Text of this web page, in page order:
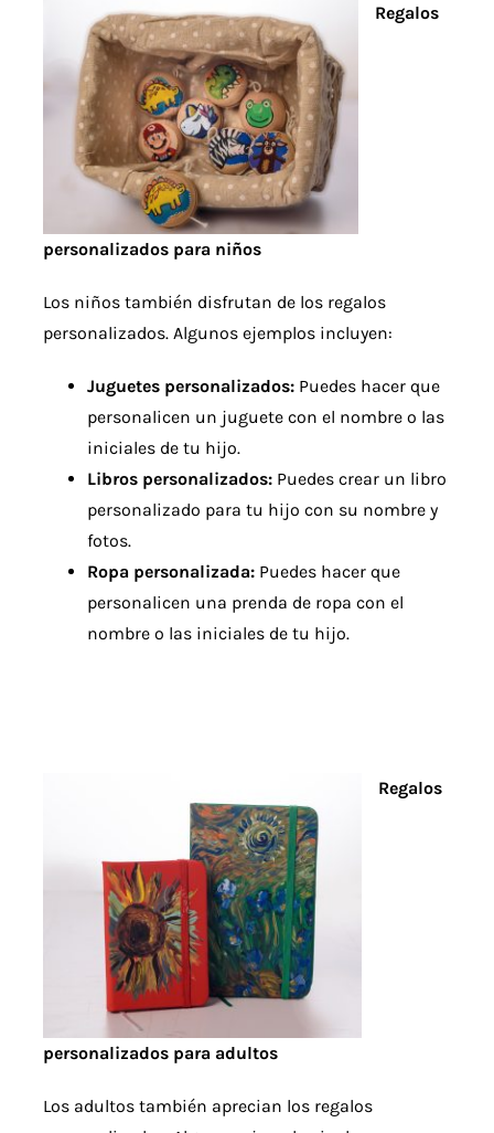
Regalos
personalizados para niños
Los niños también disfrutan de los regalos
personalizados. Algunos ejemplos incluyen:
Juguetes personalizados:Puedes hacer que
personalicen un juguete con el nombre o las
iniciales de tu hijo.
Libros personalizados:Puedes crear un libro
personalizado para tu hijo con su nombre y
fotos.
Ropa personalizada:Puedes hacer que
personalicen una prenda de ropa con el
nombre o las iniciales de tu hijo.
Regalos
personalizados para adultos
Los adultos también aprecian los regalos